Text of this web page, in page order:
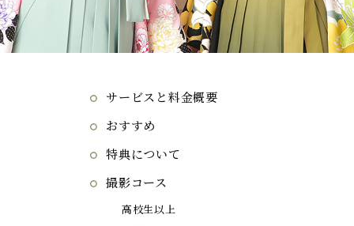
サービスと料金概要
おすすめ
特典について
撮影コース
高校生以上